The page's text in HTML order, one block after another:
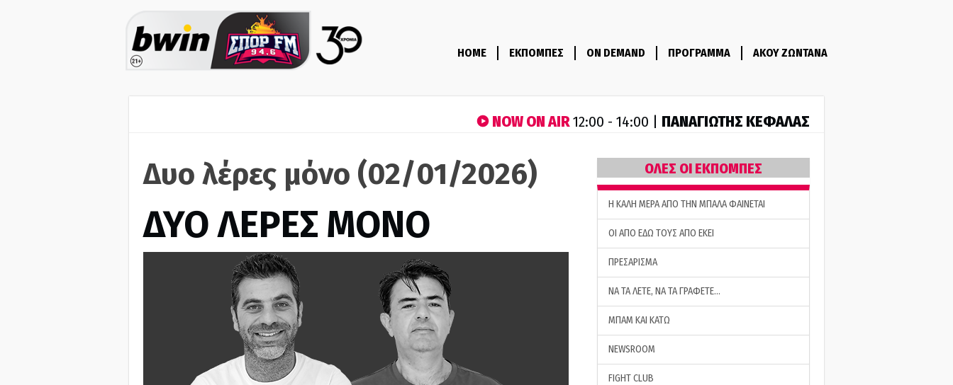
HOME ΕΚΠΟΜΠΕΣ ON DEMAND ΠΡΟΓΡΑΜΜΑ ΑΚΟΥ ΖΩΝΤΑΝΑ
NOW ON AIR12:00 - 14:00 | ΠΑΝΑΓΙΩΤΗΣ ΚΕΦΑΛΑΣ
Δυο λέρες μόνο (02/01/2026)
ΔΥΟ ΛΕΡΕΣ ΜΟΝΟ
ΟΛΕΣ ΟΙ ΕΚΠΟΜΠΕΣ
H ΚΑΛΗ ΜΕΡΑ ΑΠΟ ΤΗΝ ΜΠΑΛΑ ΦΑΙΝΕΤΑΙ
ΟΙ ΑΠΟ ΕΔΩ ΤΟΥΣ ΑΠΟ ΕΚΕΙ
ΠΡΕΣΑΡΙΣΜΑ
ΝΑ ΤΑ ΛΕΤΕ, ΝΑ ΤΑ ΓΡΑΦΕΤΕ…
ΜΠΑΜ ΚΑΙ ΚΑΤΩ
NEWSROOM
FIGHT CLUB